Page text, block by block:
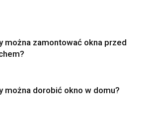
można zamontować okna przed
można dorobić okno w domu?